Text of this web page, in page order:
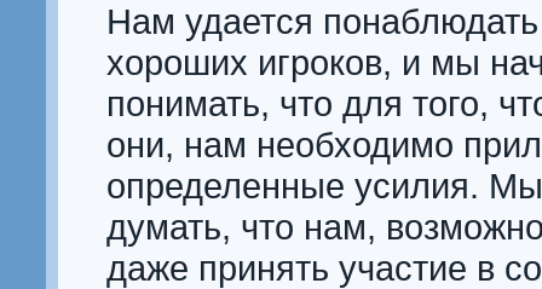
Нам удается
хороших игроков, и мы
понимать, что для того,
они, нам необходимо
определенные усилия.
думать, что нам,
даже принять участие в